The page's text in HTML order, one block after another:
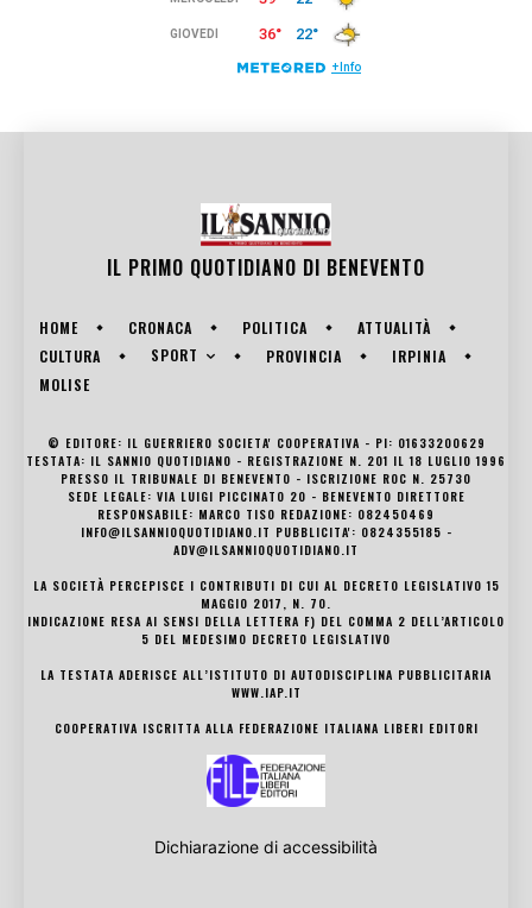
IL PRIMO QUOTIDIANO DI BENEVENTO
HOME CRONACA POLITICA
ATTUALITÀ
CULTURA
SPORT PROVINCIA
IRPINIA
MOLISE
© EDITORE: IL GUERRIERO SOCIETA' COOPERATIVA - PI: 01633200629
TESTATA: IL SANNIO QUOTIDIANO - REGISTRAZIONE N. 201 IL 18 LUGLIO 1996
PRESSO IL TRIBUNALE DI BENEVENTO - ISCRIZIONE ROC N. 25730
SEDE LEGALE: VIA LUIGI PICCINATO 20 - BENEVENTO DIRETTORE
RESPONSABILE: MARCO TISO REDAZIONE: 082450469
INFO@ILSANNIOQUOTIDIANO.IT PUBBLICITA': 0824355185 -
ADV@ILSANNIOQUOTIDIANO.IT
LA SOCIETÀ PERCEPISCE I CONTRIBUTI DI CUI AL DECRETO LEGISLATIVO 15
MAGGIO 2017, N. 70.
INDICAZIONE RESA AI SENSI DELLA LETTERA F) DEL COMMA 2 DELL’ARTICOLO
5 DEL MEDESIMO DECRETO LEGISLATIVO
LA TESTATA ADERISCE ALL’ISTITUTO DI AUTODISCIPLINA PUBBLICITARIA
WWW.IAP.IT
COOPERATIVA ISCRITTA ALLA FEDERAZIONE ITALIANA LIBERI EDITORI
Dichiarazione di accessibilità